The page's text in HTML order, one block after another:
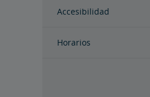
Accesibilidad
Horarios